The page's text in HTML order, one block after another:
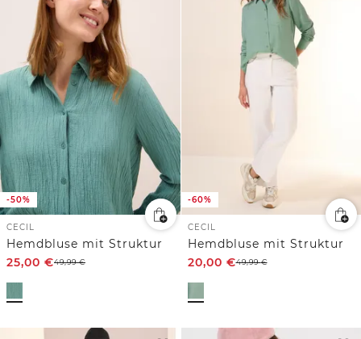
-50%
CECIL
Hemdbluse mit Struktur
25,00 €49,99€
-60%
CECIL
Hemdbluse mit Struktur
20,00 €49,99€